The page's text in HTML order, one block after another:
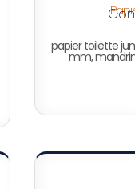
papier toilette
mm,